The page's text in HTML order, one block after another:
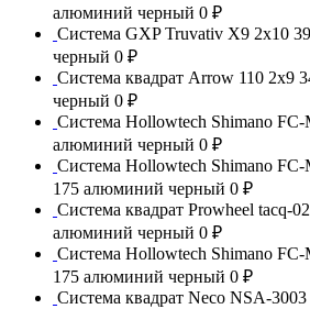
алюминий черный 0 ₽
Система GXP Truvativ X9 2x10
черный 0 ₽
Система квадрат Arrow 110 2x9
черный 0 ₽
Система Hollowtech Shimano
алюминий черный 0 ₽
Система Hollowtech Shimano FC-
175 алюминий черный 0 ₽
Система квадрат Prowheel tacq-
алюминий черный 0 ₽
Система Hollowtech Shimano
175 алюминий черный 0 ₽
Система квадрат Neco NSA-